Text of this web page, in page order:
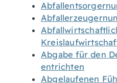
Abgabe für den
entrichten
Abgelaufenen